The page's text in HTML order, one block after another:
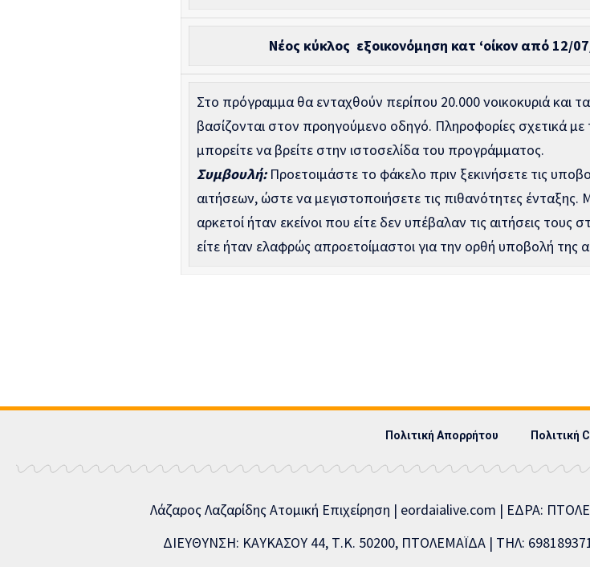
Νέος κύκλος εξοικονόμηση κατ ‘οίκον από 12/
Στο πρόγραμμα θα ενταχθούν περίπου 20.000 νοικοκυριά και τα
βασίζονται στον προηγούμενο οδηγό. Πληροφορίες σχετικά
μπορείτε να βρείτε στην ιστοσελίδα του προγράμματος.
Συμβουλή: Προετοιμάστε το φάκελο πριν ξεκινήσετε τις
αιτήσεων, ώστε να μεγιστοποιήσετε τις πιθανότητες ένταξης.
αρκετοί ήταν εκείνοι που είτε δεν υπέβαλαν τις αιτήσεις τους
είτε ήταν ελαφρώς απροετοίμαστοι για την ορθή υποβολή της
Πολιτική Απορρήτου Πολιτική
Λάζαρος Λαζαρίδης Ατομική Επιχείρηση | eordaialive.com | ΕΔΡΑ:
ΔΙΕΥΘΥΝΣΗ: ΚΑΥΚΑΣΟΥ 44, Τ.Κ. 50200, ΠΤΟΛΕΜΑΪΔΑ | ΤΗΛ: